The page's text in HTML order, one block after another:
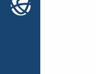
udvej slår hun sig
datter hos mosteren,
Strand. Tæt på, i
på 16 etager, bor
mor, som Maria ikke
Men måske er tiden